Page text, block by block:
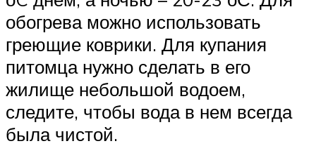
обогрева можно использовать
греющие коврики. Для купания
питомца нужно сделать в его
жилище небольшой водоем,
следите, чтобы вода в нем всегда
была чистой.